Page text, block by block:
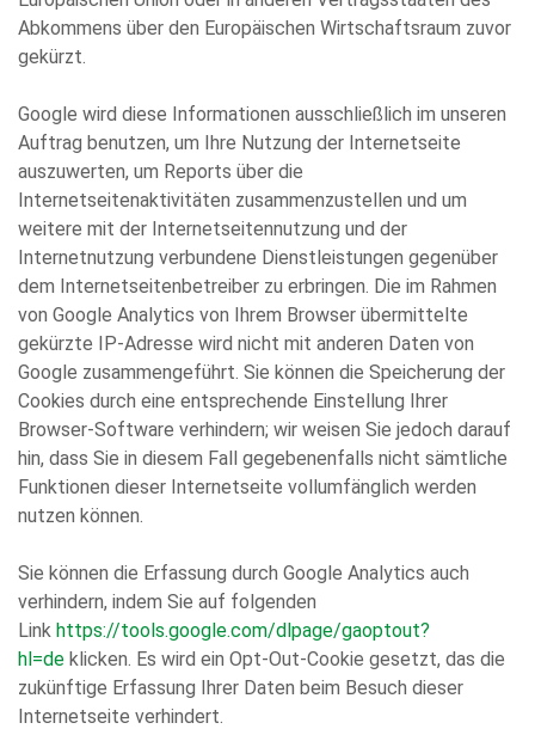
Abkommens über den Europäischen Wirtschaftsraum zuvor
gekürzt.
Google wird diese Informationen ausschließlich im unseren
Auftrag benutzen, um Ihre Nutzung der Internetseite
auszuwerten, um Reports über die
Internetseitenaktivitäten zusammenzustellen und um
weitere mit der Internetseitennutzung und der
Internetnutzung verbundene Dienstleistungen gegenüber
dem Internetseitenbetreiber zu erbringen. Die im Rahmen
von Google Analytics von Ihrem Browser übermittelte
gekürzte IP-Adresse wird nicht mit anderen Daten von
Google zusammengeführt. Sie können die Speicherung der
Cookies durch eine entsprechende Einstellung Ihrer
Browser-Software verhindern; wir weisen Sie jedoch darauf
hin, dass Sie in diesem Fall gegebenenfalls nicht sämtliche
Funktionen dieser Internetseite vollumfänglich werden
nutzen können.
Sie können die Erfassung durch Google Analytics auch
verhindern, indem Sie auf folgenden
Link https://tools.google.com/dlpage/gaoptout?
hl=de klicken. Es wird ein Opt-Out-Cookie gesetzt, das die
zukünftige Erfassung Ihrer Daten beim Besuch dieser
Internetseite verhindert.